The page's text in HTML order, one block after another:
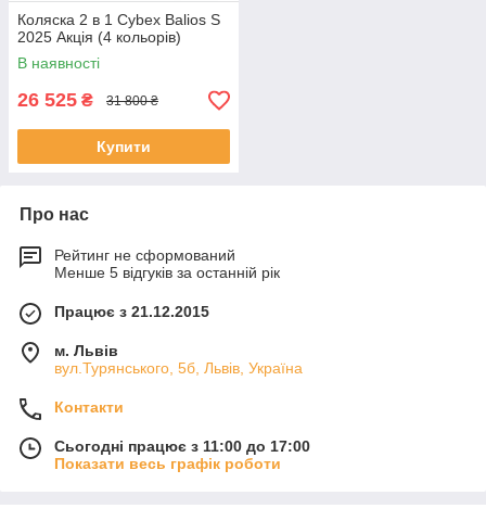
Коляска 2 в 1 Cybex Balios S
2025 Акція (4 кольорів)
В наявності
26 525 ₴ 31 800 ₴
Купити
Про нас
Рейтинг не сформований
Менше 5 відгуків за останній рік
Працює з 21.12.2015
м. Львів
вул.Турянського, 5б, Львів, Україна
Контакти
Сьогодні працює з 11:00 до 17:00
Показати весь графік роботи